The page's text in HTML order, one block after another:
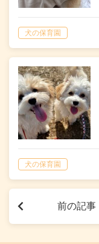
犬の保育園
犬の保育園
前の記事